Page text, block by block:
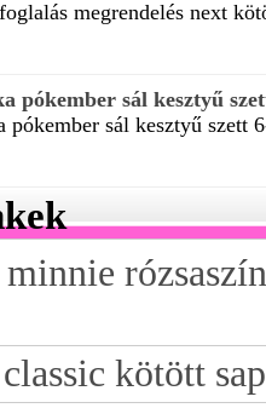
megrendelés next
pókember sál kesztyű
pókember sál kesztyű szett
kötött